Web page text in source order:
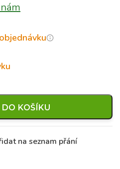
KOŠÍKU
na seznam přání